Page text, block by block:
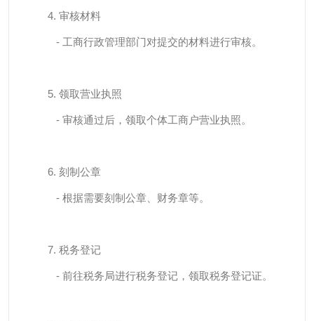
4. 审核材料
- 工商行政管理部门对提交的材料进行审核。
5. 领取营业执照
- 审核通过后，领取个体工商户营业执照。
6. 刻制公章
- 根据需要刻制公章、财务章等。
7. 税务登记
- 前往税务局进行税务登记，领取税务登记证。